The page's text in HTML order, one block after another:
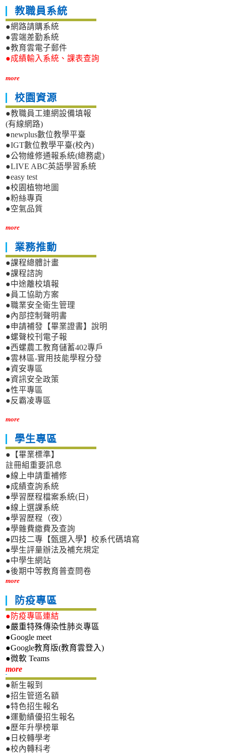
教職員系統
●網路請購系統
●雲端差勤系統
●教育雲電子郵件
●成績輸入系統、課表查詢
more
校園資源
●教職員工連網設備填報
(有線網路)
●newplus數位教學平臺
●IGT數位教學平臺(校內)
●公物維修通報系統(總務處)
●LIVE ABC英語學習系統
●easy test
●校園植物地圖
●粉絲專頁
●空氣品質
more
業務推動
●課程總體計畫
●課程諮詢
●中途離校填報
●員工協助方案
●職業安全衛生管理
●內部控制聲明書
●申請補發【畢業證書】說明
●螺聲校刊電子報
●西螺農工教育儲蓄402專戶
●雲林區-實用技能學程分發
●資安專區
●資訊安全政策
●性平專區
●反霸凌專區
more
學生專區
●【畢業標準】
註冊組重要訊息
●線上申請重補修
●成績查詢系統
●學習歷程檔案系統(日)
●線上選課系統
●學習歷程（夜）
●學雜費繳費及查詢
●四技二專【甄選入學】校系代碼填寫
●學生評量辦法及補充規定
●中學生網站
●後期中等教育普查問卷
more
防疫專區
●防疫專區連結
●嚴重特殊傳染性肺炎專區
●Google meet
●Google教育版(教育雲登入)
●微軟 Teams
more新生專區
●新生報到
●招生管道名額
●特色招生報名
●運動績優招生報名
●歷年升學榜單
●日校轉學考
●校內轉科考